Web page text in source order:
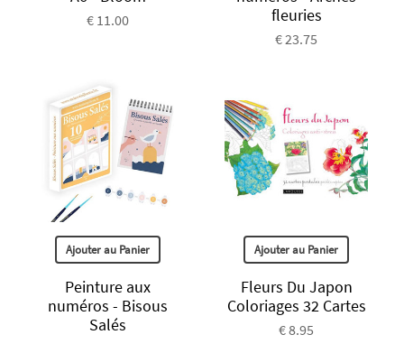
€ 11.00
fleuries
€ 23.75
Ajouter au Panier
Peinture aux
numéros - Bisous
Salés
Ajouter au Panier
Fleurs Du Japon
Coloriages 32 Cartes
€ 8.95